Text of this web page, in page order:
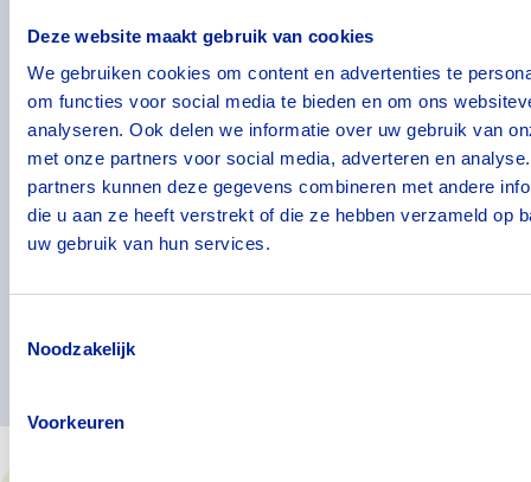
Deze website maakt gebruik van cookies
We gebruiken cookies om content en advertenties te
om functies voor social media te bieden en om ons
analyseren. Ook delen we informatie over uw gebruik van
met onze partners voor social media, adverteren en
partners kunnen deze gegevens combineren met andere
die u aan ze heeft verstrekt of die ze hebben verzameld op
uw gebruik van hun services.
Noodzakelijk
Voorkeuren
De Pleinen - Ede
De Klinkenberg - Ede
St. Barbara - Ede
Pieter Pauw - Wageningen